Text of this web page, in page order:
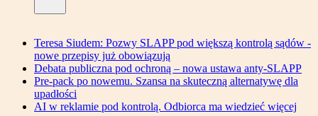
Teresa Siudem: Pozwy SLAPP pod większą kontrolą sądów -
nowe przepisy już obowiązują
Debata publiczna pod ochroną – nowa ustawa anty-SLAPP
Pre-pack po nowemu. Szansa na skuteczną alternatywę dla
upadłości
AI w reklamie pod kontrolą. Odbiorca ma wiedzieć więcej